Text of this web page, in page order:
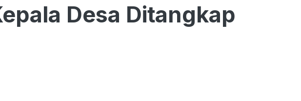
Desa Ditangkap